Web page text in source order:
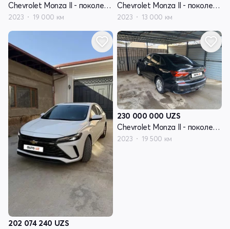
Chevrolet Monza II - поколение рестайлинг
2023 19 000 км
Chevrolet Monza II - поколение рестайлинг
2023 13 000 км
202 074 240 UZS
230 000 000 UZS
Chevrolet Monza II - поколение рестайлинг
2023 19 500 км